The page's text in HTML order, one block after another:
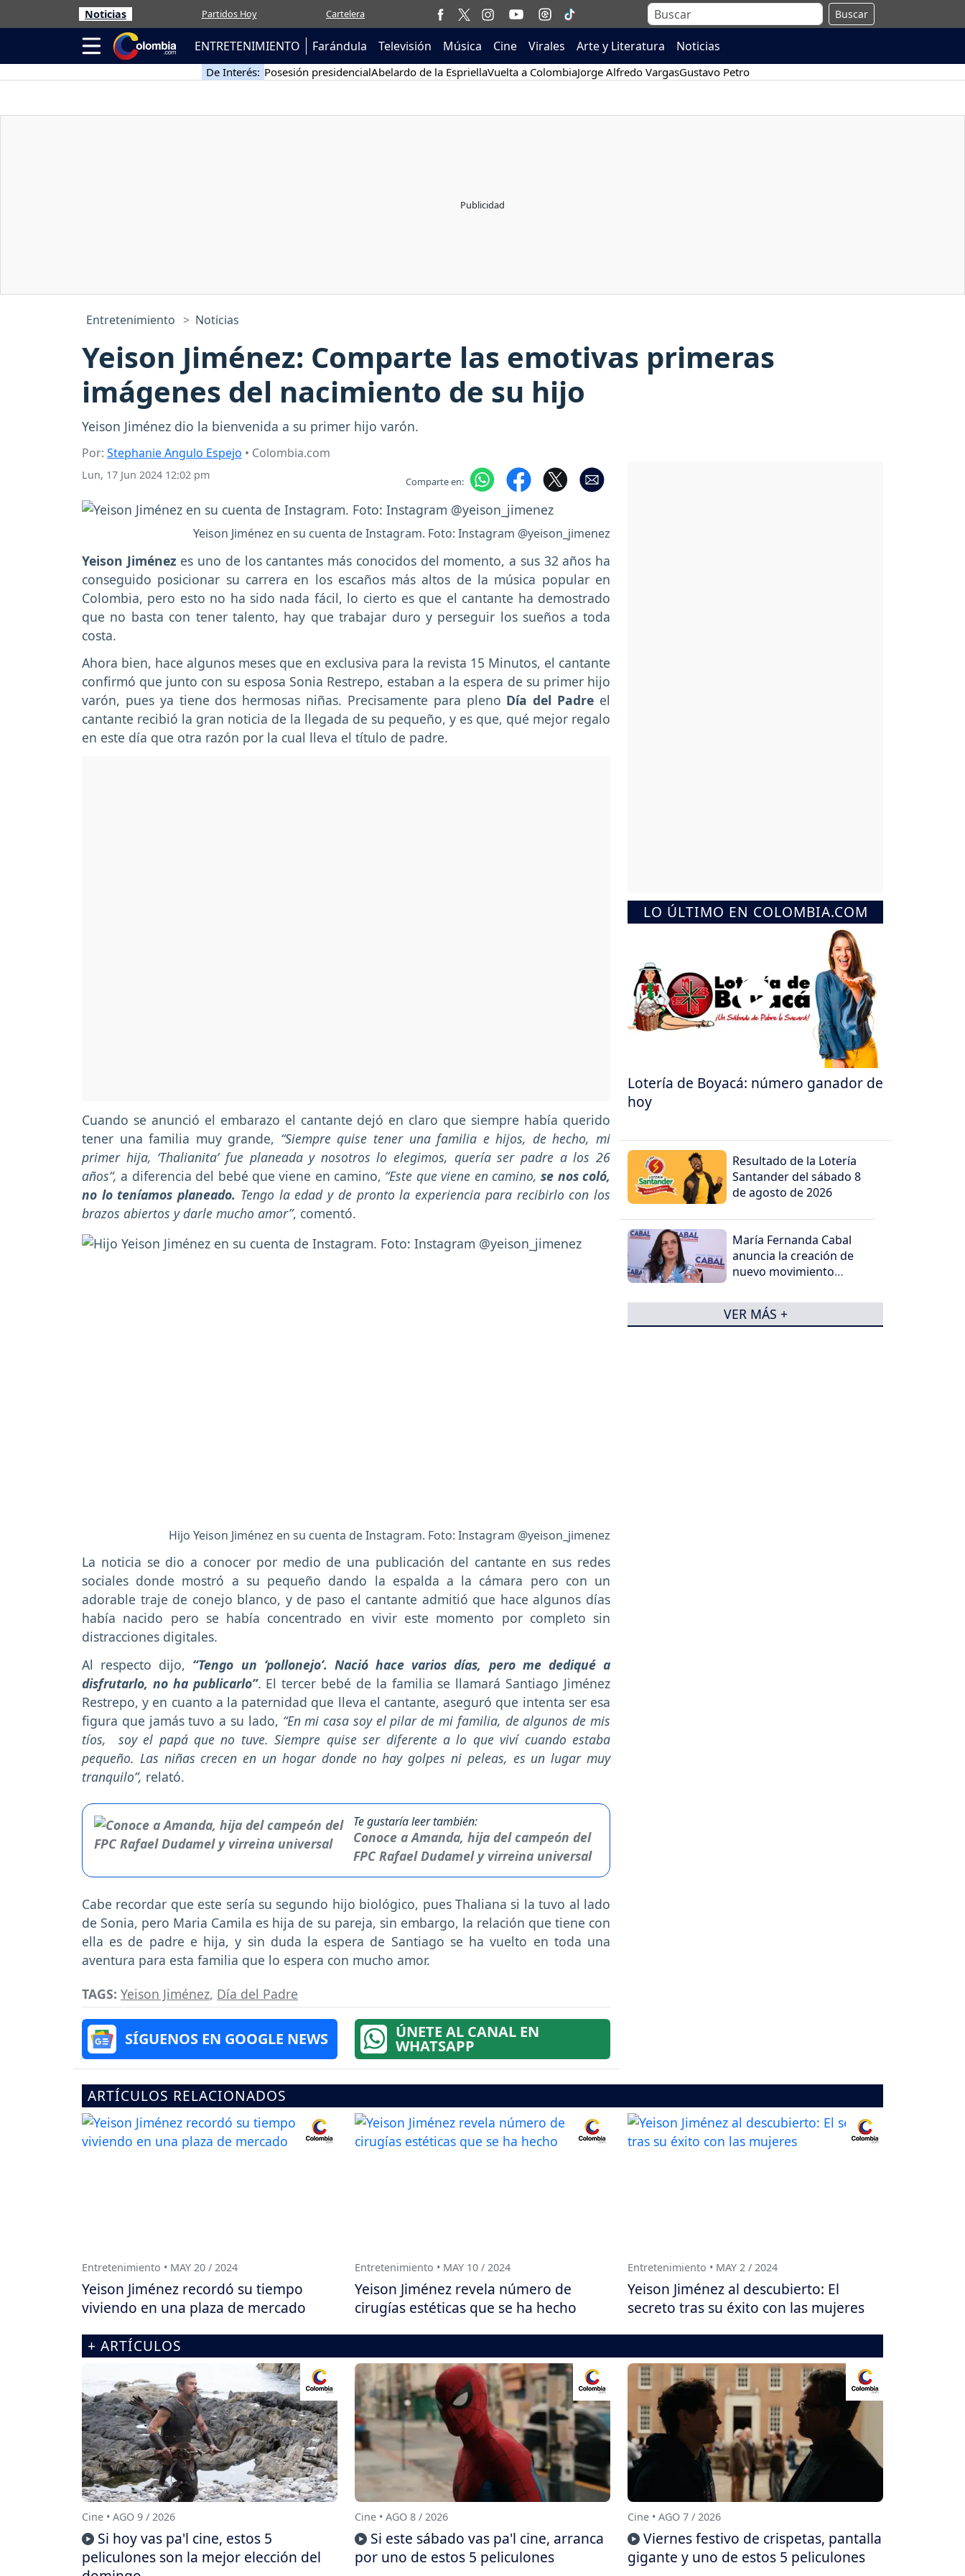
Noticias Partidos Hoy Cartelera Buscar
ENTRETENIMIENTO Farándula Televisión Música Cine Virales Arte y Literatura Noticias
De Interés: Posesión presidencialAbelardo de la EspriellaVuelta a ColombiaJorge Alfredo VargasGustavo Petro
Entretenimiento Noticias
Yeison Jiménez: Comparte las emotivas primeras
imágenes del nacimiento de su hijo
Yeison Jiménez dio la bienvenida a su primer hijo varón.
Por: Stephanie Angulo Espejo • Colombia.com
Lun, 17 Jun 2024 12:02 pm Comparte en:
Yeison Jiménez en su cuenta de Instagram. Foto: Instagram @yeison_jimenez
Yeison Jiménez es uno de los cantantes más conocidos del momento, a sus 32 años ha
conseguido posicionar su carrera en los escaños más altos de la música popular en
Colombia, pero esto no ha sido nada fácil, lo cierto es que el cantante ha demostrado
que no basta con tener talento, hay que trabajar duro y perseguir los sueños a toda
costa.
Ahora bien, hace algunos meses que en exclusiva para la revista 15 Minutos, el cantante
confirmó que junto con su esposa Sonia Restrepo, estaban a la espera de su primer hijo
varón, pues ya tiene dos hermosas niñas. Precisamente para pleno Día del Padre el
cantante recibió la gran noticia de la llegada de su pequeño, y es que, qué mejor regalo
en este día que otra razón por la cual lleva el título de padre.
Cuando se anunció el embarazo el cantante dejó en claro que siempre había querido
tener una familia muy grande, “Siempre quise tener una familia e hijos, de hecho, mi
primer hija, ‘Thalianita’ fue planeada y nosotros lo elegimos, quería ser padre a los 26
años“, a diferencia del bebé que viene en camino, “Este que viene en camino, se nos coló,
no lo teníamos planeado. Tengo la edad y de pronto la experiencia para recibirlo con los
brazos abiertos y darle mucho amor”, comentó.
Hijo Yeison Jiménez en su cuenta de Instagram. Foto: Instagram @yeison_jimenez
La noticia se dio a conocer por medio de una publicación del cantante en sus redes
sociales donde mostró a su pequeño dando la espalda a la cámara pero con un
adorable traje de conejo blanco, y de paso el cantante admitió que hace algunos días
había nacido pero se había concentrado en vivir este momento por completo sin
distracciones digitales.
Al respecto dijo, “Tengo un ‘pollonejo’. Nació hace varios días, pero me dediqué a
disfrutarlo, no ha publicarlo”. El tercer bebé de la familia se llamará Santiago Jiménez
Restrepo, y en cuanto a la paternidad que lleva el cantante, aseguró que intenta ser esa
figura que jamás tuvo a su lado, “En mi casa soy el pilar de mi familia, de algunos de mis
tíos, soy el papá que no tuve. Siempre quise ser diferente a lo que viví cuando estaba
pequeño. Las niñas crecen en un hogar donde no hay golpes ni peleas, es un lugar muy
tranquilo”, relató.
Te gustaría leer también:
Conoce a Amanda, hija del campeón del
FPC Rafael Dudamel y virreina universal
Cabe recordar que este sería su segundo hijo biológico, pues Thaliana si la tuvo al lado
de Sonia, pero Maria Camila es hija de su pareja, sin embargo, la relación que tiene con
ella es de padre e hija, y sin duda la espera de Santiago se ha vuelto en toda una
aventura para esta familia que lo espera con mucho amor.
TAGS: Yeison Jiménez, Día del Padre
SÍGUENOS EN GOOGLE NEWS ÚNETE AL CANAL EN
WHATSAPP
LO ÚLTIMO EN COLOMBIA.COM
Lotería de Boyacá: número ganador de
hoy
Resultado de la Lotería
Santander del sábado 8
de agosto de 2026
María Fernanda Cabal
anuncia la creación de
nuevo movimiento
VER MÁS +
ARTÍCULOS RELACIONADOS
Entretenimiento • MAY 20 / 2024
Yeison Jiménez recordó su tiempo
viviendo en una plaza de mercado
Entretenimiento • MAY 10 / 2024
Yeison Jiménez revela número de
cirugías estéticas que se ha hecho
Entretenimiento • MAY 2 / 2024
Yeison Jiménez al descubierto: El
secreto tras su éxito con las mujeres
+ ARTÍCULOS
Cine • AGO 9 / 2026
Si hoy vas pa'l cine, estos 5
peliculones son la mejor elección del
Cine • AGO 8 / 2026
Si este sábado vas pa'l cine, arranca
por uno de estos 5 peliculones
Cine • AGO 7 / 2026
Viernes festivo de crispetas, pantalla
gigante y uno de estos 5 peliculones